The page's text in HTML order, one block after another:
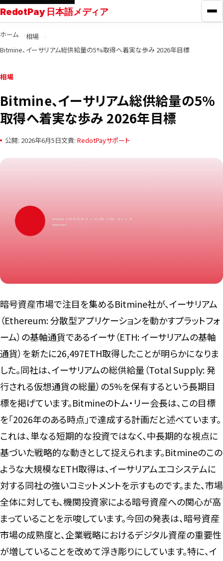
RedotPay 日本語メディア メ
RedotPayガイド
カード比較
学ぶ
ニュース
お問い合わせ
ホーム
相場
Bitmine、イーサリアム総供給量の5%取得へ着実な歩み 2026年目標
相場
Bitmine、イーサリアム総供給量の5%
取得へ着実な歩み 2026年目標
公開: 2026年6月5日文責: RedotPayサポート
暗号資産市場で注目を集めるBitmine社が、イーサリアム
（Ethereum: 分散型アプリケーションを動かすプラットフォ
ーム）の基軸通貨であるイーサ（ETH: イーサリアムの基軸
通貨）を新たに26,497ETH取得したことが明らかになりま
した。同社は、イーサリアムの総供給量（Total Supply: 発
行される仮想通貨の総量）の5%を保有するという長期目
標を掲げています。Bitmineのトム・リー会長は、この目標
を「2026年のある時点」で達成する計画だと述べています。
これは、単なる短期的な投資ではなく、中長期的な視点に
基づいた戦略的な動きとして捉えられます。Bitmineのこの
ような大規模なETH取得は、イーサリアムエコシステムに
対する同社の強いコミットメントを示すものです。また、市場
全体に対しても、機関投資家による暗号資産への関心が高
まっていることを示唆しています。今回の発表は、暗号資産
市場の成熟度と、企業戦略におけるデジタル資産の重要性
が増していることを改めて浮き彫りにしています。特に、イ